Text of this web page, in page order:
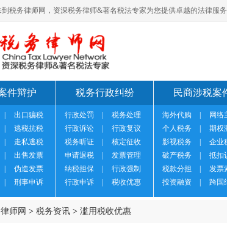
税务律师网，资深税务律师&著名税法专家为您提供卓越的法律服
件辩护
出口骗税
逃税抗税
走私逃税
出售发票
伪造发票
刑事申诉
税务行政纠纷
行政处罚
税务处理
行政诉讼
行政复议
税务听证
核定征收
申请退税
发票管理
纳税担保
行政强制
行政申诉
税收优惠
民商涉税案
海外代购
网络
个人税务
期权
影视税务
企业
破产税务
抵扣
税款分担
发票
投资融资
跨国
师网 > 税务资讯 > 滥用税收优惠